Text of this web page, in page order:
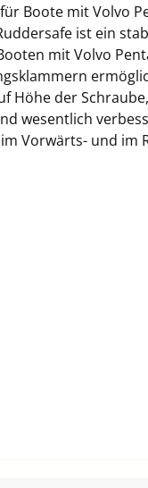
Boote mit Volvo
ist ein
mit Volvo
Höhe der
wesentlich
Vorwärts- und im